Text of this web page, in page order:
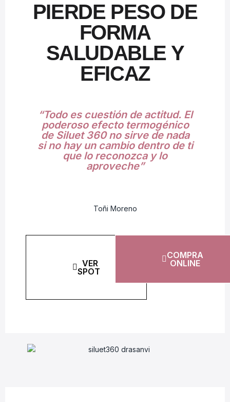
PIERDE PESO DE
FORMA
SALUDABLE Y
EFICAZ
“Todo es cuestión de actitud. El
poderoso efecto termogénico
de Siluet 360 no sirve de nada
si no hay un cambio dentro de ti
que lo reconozca y lo
aproveche”
Toñi Moreno
VER
SPOT
COMPRA
ONLINE